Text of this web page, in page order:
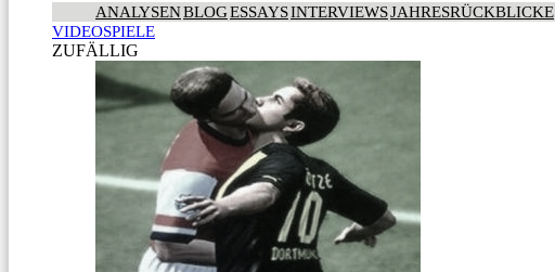
ANALYSENBLOGESSAYSINTERVIEWSJAHRESRÜCKBLICKE
VIDEOSPIELE
ZUFÄLLIG